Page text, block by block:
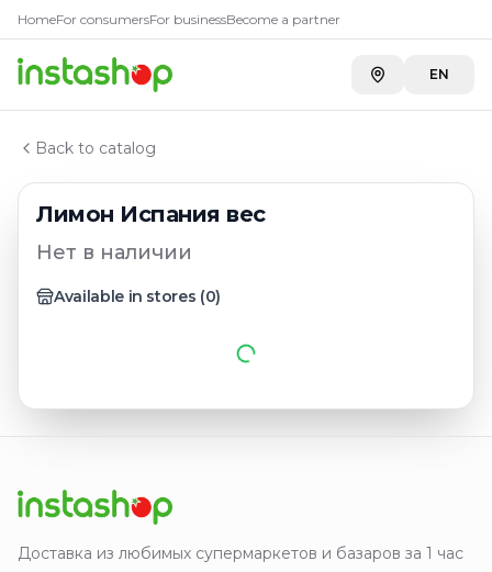
HomeFor consumersFor businessBecome a partner
EN
Back to catalog
Лимон Испания вес
Нет в наличии
Available in stores (0)
Главная
Каталог
Фрукты, ягоды
Лимон Испания вес
Доставка из любимых супермаркетов и базаров за 1 час